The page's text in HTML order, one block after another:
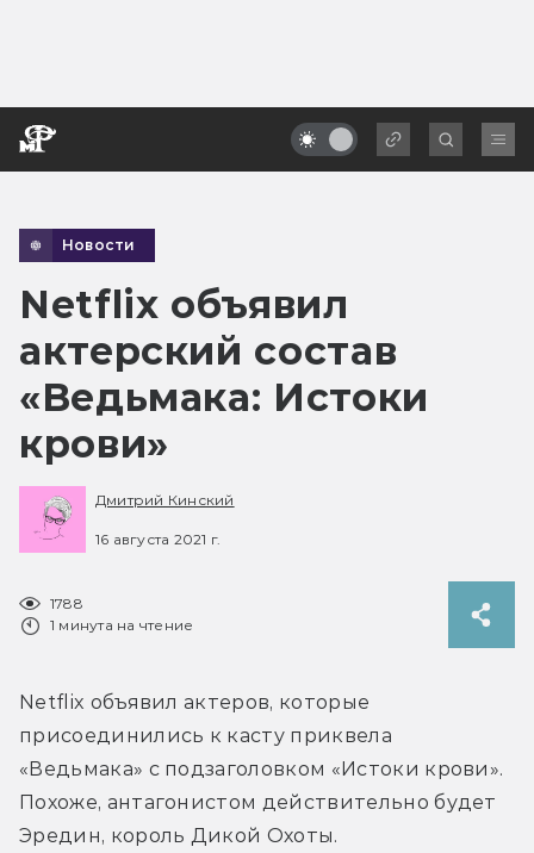
Новости
Netflix объявил
актерский состав
«Ведьмака: Истоки
крови»
Дмитрий Кинский
16 августа 2021 г.
1788
1 минута на чтение
Netflix объявил актеров, которые
присоединились к касту приквела
«Ведьмака» с подзаголовком «Истоки крови».
Похоже, антагонистом действительно будет
Эредин, король Дикой Охоты.